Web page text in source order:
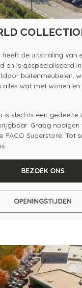
heeft de uitstraling van
en is gespecialiseerd
buitenmeubelen,
alles wat met wonen
is slechts een gedeelte
Graag nodigen
PACO Superstore. Tot
BEZOEK ONS
OPENINGSTIJDEN